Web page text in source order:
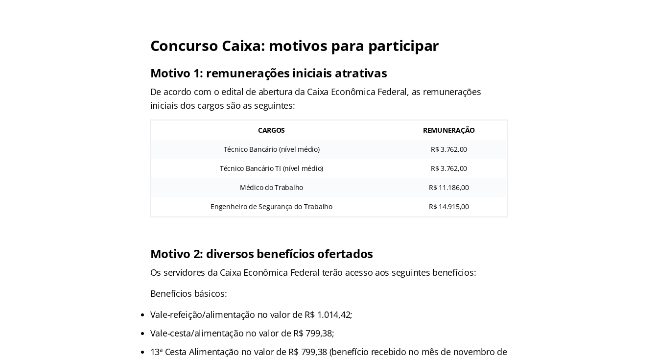
Concurso Caixa: motivos para participar
Motivo 1: remunerações iniciais atrativas
De acordo com o edital de abertura da Caixa Econômica Federal, as remunerações
iniciais dos cargos são as seguintes:
CARGOS REMUNERAÇÃO
Técnico Bancário (nível médio) R$ 3.762,00
Técnico Bancário TI (nível médio) R$ 3.762,00
Médico do Trabalho R$ 11.186,00
Engenheiro de Segurança do Trabalho R$ 14.915,00
Motivo 2: diversos benefícios ofertados
Os servidores da Caixa Econômica Federal terão acesso aos seguintes benefícios:
Benefícios básicos:
Vale-refeição/alimentação no valor de R$ 1.014,42;
Vale-cesta/alimentação no valor de R$ 799,38;
13ª Cesta Alimentação no valor de R$ 799,38 (benefício recebido no mês de novembro de